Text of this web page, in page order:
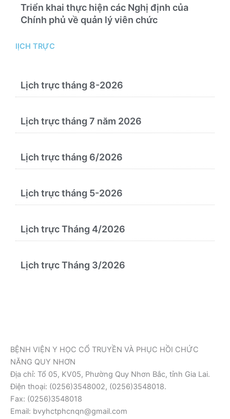
Triển khai thực hiện các Nghị định của
Chính phủ về quản lý viên chức
lỊCH TRỰC
Lịch trực tháng 8-2026
Lịch trực tháng 7 năm 2026
Lịch trực tháng 6/2026
Lịch trực tháng 5-2026
Lịch trực Tháng 4/2026
Lịch trực Tháng 3/2026
BỆNH VIỆN Y HỌC CỔ TRUYỀN VÀ PHỤC HỒI CHỨC
NĂNG QUY NHƠN
Địa chỉ: Tổ 05, KV05, Phường Quy Nhơn Bắc, tỉnh Gia Lai.
Điện thoại: (0256)3548002, (0256)3548018.
Fax: (0256)3548018
Email: bvyhctphcnqn@gmail.com